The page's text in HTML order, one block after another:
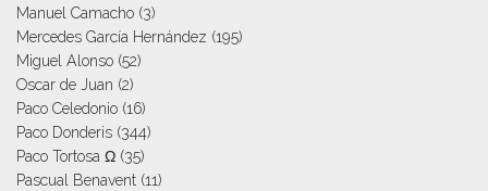
Manuel Camacho (3)
Mercedes García Hernández (195)
Miguel Alonso (52)
Oscar de Juan (2)
Paco Celedonio (16)
Paco Donderis (344)
Paco Tortosa Ω (35)
Pascual Benavent (11)